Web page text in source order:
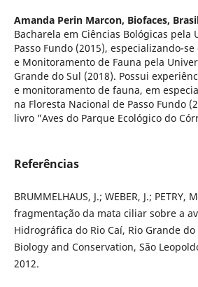
Amanda Perin Marcon, Biofaces,
Bacharela em Ciências Bológicas pela
Passo Fundo (2015), especializando-
e Monitoramento de Fauna pela
Grande do Sul (2018). Possui
e monitoramento de fauna, em
na Floresta Nacional de Passo Fundo
livro "Aves do Parque Ecológico do
Referências
BRUMMELHAUS, J.; WEBER, J.;
fragmentação da mata ciliar sobre a
Hidrográfica do Rio Caí, Rio Grande
Biology and Conservation, São
2012.